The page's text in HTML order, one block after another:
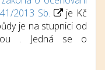
2013 Sb.
je Kč
je na stupnici od
. Jedná se o